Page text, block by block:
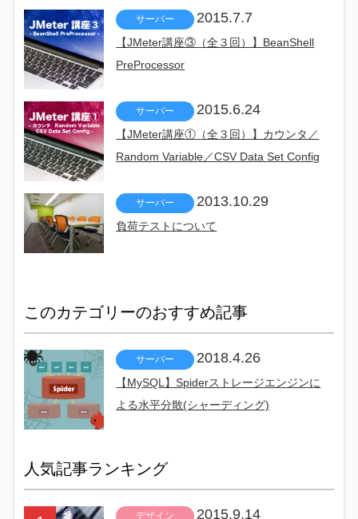
サーバー 2015.7.7
【JMeter講座③（全３回）】BeanShell
PreProcessor
サーバー 2015.6.24
【JMeter講座①（全３回）】カウンタ／
Random Variable／CSV Data Set Config
サーバー 2013.10.29
負荷テストについて
このカテゴリーのおすすめ記事
サーバー 2018.4.26
【MySQL】Spiderストレージエンジンに
よる水平分散(シャーディング)
人気記事ランキング
デザイン 2015.9.14